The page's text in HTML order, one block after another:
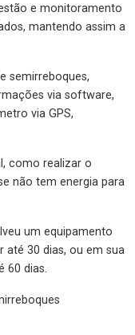
e monitoramento
mantendo assim a
semirreboques,
via software,
via GPS,
como realizar o
não tem energia para
um equipamento
até 30 dias, ou em sua
60 dias.